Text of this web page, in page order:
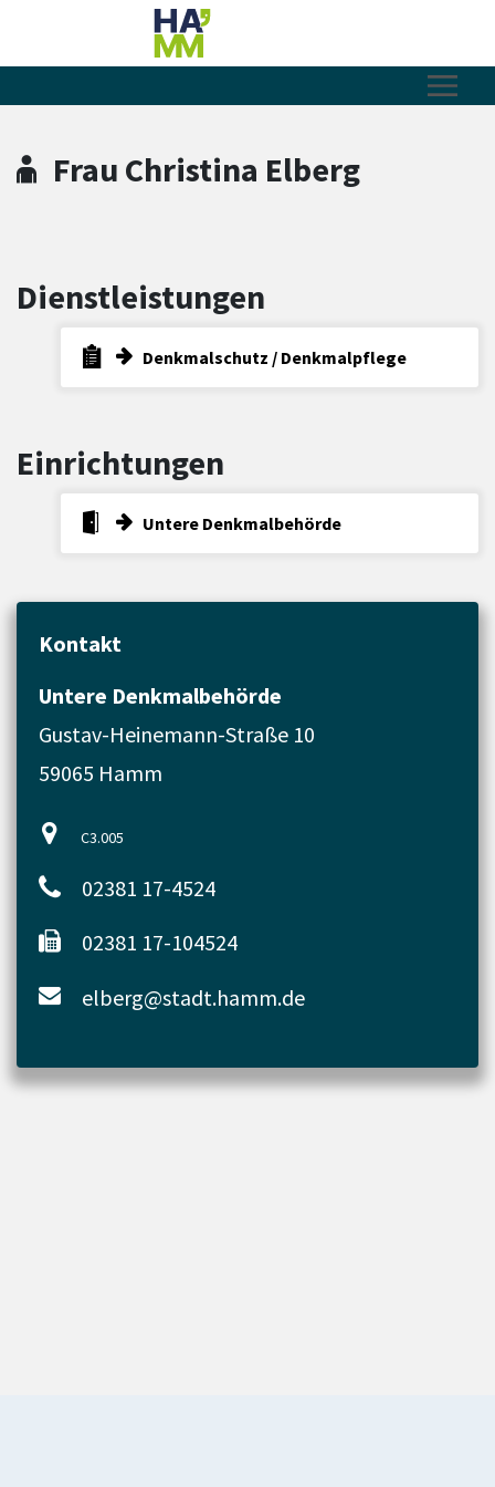
Zum Header
Zum Hauptinhalt
Zum Footer
Zum Hauptinhalt springen
Frau Christina Elberg
Dienstleistungen
Denkmalschutz / Denkmalpflege
Einrichtungen
Untere Denkmalbehörde
Kontakt
Untere Denkmalbehörde
Gustav-Heinemann-Straße 10
59065 Hamm
C3.005
02381 17-4524
02381 17-104524
elberg@stadt.hamm.de